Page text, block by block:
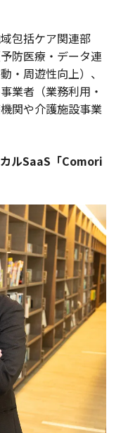
包括ケア関連部
防医療・データ連
・周遊性向上）、
業者（業務利用・
関や介護施設事業
ルSaaS「Comori